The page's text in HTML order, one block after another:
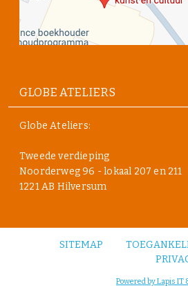
GLOBE ATELIERS
Globe Ateliers:
Tweede verdieping
Noorderweg 96 - lokaal 207 en 211
1221 AB Hilversum
SITEMAP
Powered by Lapis IT